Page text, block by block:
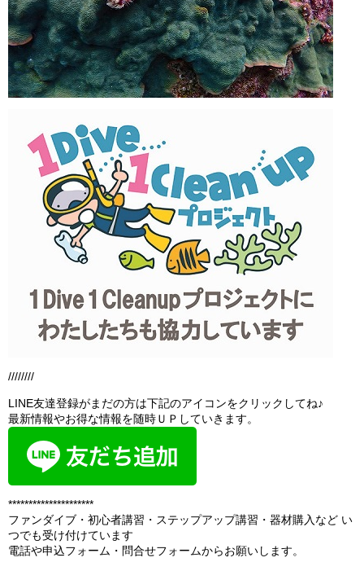
////////
LINE友達登録がまだの方は下記のアイコンをクリックしてね♪
最新情報やお得な情報を随時ＵＰしていきます。
*********************
ファンダイブ・初心者講習・ステップアップ講習・器材購入など い
つでも受け付けています
電話や申込フォーム・問合せフォームからお願いします。